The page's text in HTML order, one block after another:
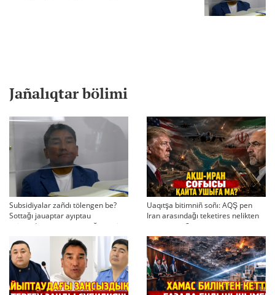
Jañalıqtar bölimi
Subsidiyalar zañdı tölengen be?
Sottağı jauaptar ayıptau
twjırımdarın qayta qarauğa negiz
bola ala ma?
Uaqıtşa bitimniñ soñı: AQŞ pen
Iran arasındağı teketires nelikten
qayta uşıqtı?